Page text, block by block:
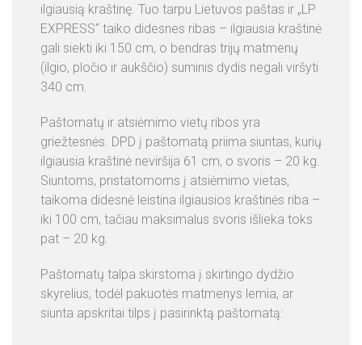
ilgiausią kraštinę. Tuo tarpu Lietuvos paštas ir „LP
EXPRESS“ taiko didesnes ribas – ilgiausia kraštinė
gali siekti iki 150 cm, o bendras trijų matmenų
(ilgio, pločio ir aukščio) suminis dydis negali viršyti
340 cm.
Paštomatų ir atsiėmimo vietų ribos yra
griežtesnės. DPD į paštomatą priima siuntas, kurių
ilgiausia kraštinė neviršija 61 cm, o svoris – 20 kg.
Siuntoms, pristatomoms į atsiėmimo vietas,
taikoma didesnė leistina ilgiausios kraštinės riba –
iki 100 cm, tačiau maksimalus svoris išlieka toks
pat – 20 kg.
Paštomatų talpa skirstoma į skirtingo dydžio
skyrelius, todėl pakuotės matmenys lemia, ar
siunta apskritai tilps į pasirinktą paštomatą: